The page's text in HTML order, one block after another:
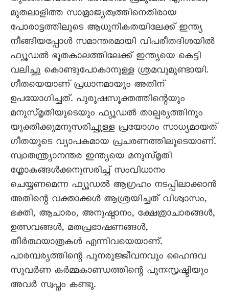
മുതലാളിത്ത സാമ്രാജ്യത്വത്തിനെതിരായ
പോരാട്ടത്തിലൂടെ ആധുനികതയിലേക്ക് ഇന്ത്യ
നീങ്ങിയപ്പോൾ സമാന്തരമായി വിപരീതദിശയിൽ
ഫ്യൂഡൽ ഭൂതകാലത്തിലേക്ക് ഇന്ത്യയെ കെട്ടി
വലിച്ചു കൊണ്ടുപോകാനുള്ള ശ്രമവുമുണ്ടായി.
ഗീതയെയാണ് പ്രധാനമായും അതിന്
ഉപയോഗിച്ചത്. പുരുഷസൂക്തത്തിന്റെയും
മനുസ്മൃതിയുടെയും ഫ്യൂഡൽ താല്പര്യത്തിനും
യുക്തിക്കുമനുസരിച്ചുള്ള പ്രയോഗം സാധ്യമായത്
ഗീതയുടെ വ്യാപകമായ പ്രചരണത്തിലൂടെയാണ്.
സ്വാതന്ത്ര്യാനന്തര ഇന്ത്യയെ മനുസ്മൃതി
ശ്ലോകങ്ങൾക്കനുസരിച്ച് സംവിധാനം
ചെയ്യണമെന്ന ഫ്യൂഡൽ ആഗ്രഹം നടപ്പിലാക്കാൻ
അതിന്റെ വക്താക്കൾ ആശ്രയിച്ചത് വിശ്വാസം,
ഭക്തി, ആചാരം, അനുഷ്ഠാനം, ക്ഷേത്രാചാരങ്ങൾ,
ഉത്സവങ്ങൾ, മതപ്രഭാഷണങ്ങൾ,
തീർത്ഥയാത്രകൾ എന്നിവയെയാണ്.
പാരമ്പര്യത്തിന്റെ പുനരുജ്ജീവനവും ഹൈന്ദവ
സുവർണ കർമ്മകാണ്ഡത്തിന്റെ പുന:സൃഷ്ടിയും
അവർ സ്വപ്നം കണ്ടു.